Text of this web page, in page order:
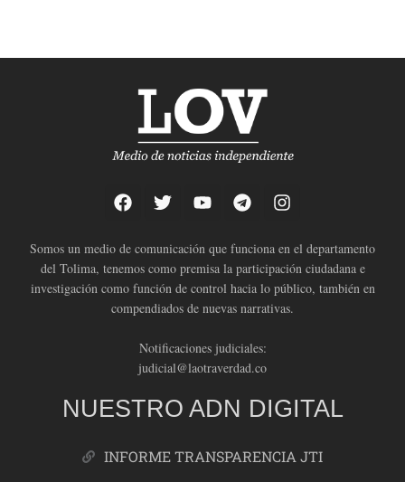
Somos un medio de comunicación que funciona en el departamento
del Tolima, tenemos como premisa la participación ciudadana e
investigación como función de control hacia lo público, también en
compendiados de nuevas narrativas.
Notificaciones judiciales:
judicial@laotraverdad.co
NUESTRO ADN DIGITAL
INFORME TRANSPARENCIA JTI